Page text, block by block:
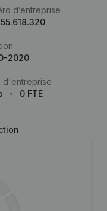
d’entreprise
2020
d'entreprise
0 FTE